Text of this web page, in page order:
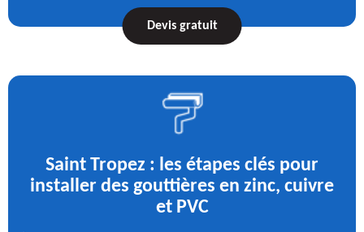
Devis gratuit
Saint Tropez : les étapes clés pour
installer des gouttières en zinc, cuivre
et PVC